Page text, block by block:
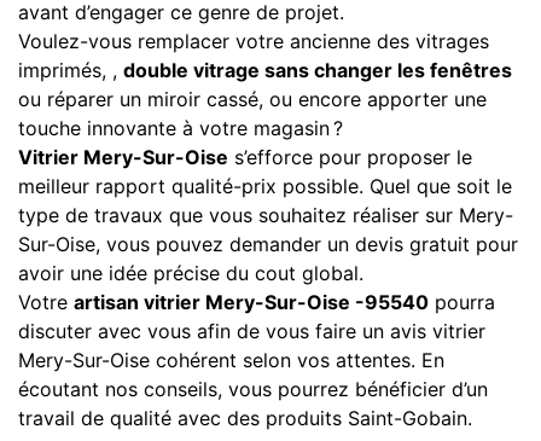
avant d’engager ce genre de projet.
Voulez-vous remplacer votre ancienne des vitrages
imprimés, , double vitrage sans changer les fenêtres
ou réparer un miroir cassé, ou encore apporter une
touche innovante à votre magasin ?
Vitrier Mery-Sur-Oise s’efforce pour proposer le
meilleur rapport qualité-prix possible. Quel que soit le
type de travaux que vous souhaitez réaliser sur Mery-
Sur-Oise, vous pouvez demander un devis gratuit pour
avoir une idée précise du cout global.
Votre artisan vitrier Mery-Sur-Oise -95540 pourra
discuter avec vous afin de vous faire un avis vitrier
Mery-Sur-Oise cohérent selon vos attentes. En
écoutant nos conseils, vous pourrez bénéficier d’un
travail de qualité avec des produits Saint-Gobain.